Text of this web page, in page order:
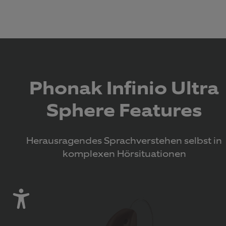
Phonak Infinio Ultra
Sphere Features
Herausragendes Sprachverstehen selbst in
komplexen Hörsituationen